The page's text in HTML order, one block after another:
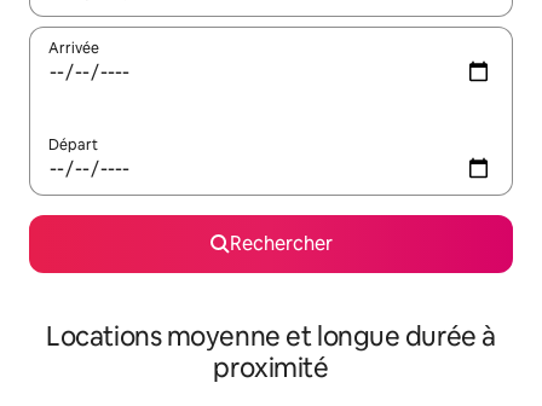
Arrivée
Départ
Rechercher
Locations moyenne et longue durée à
proximité